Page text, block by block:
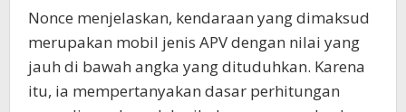
Nonce menjelaskan, kendaraan yang dimaksud
merupakan mobil jenis APV dengan nilai yang
jauh di bawah angka yang dituduhkan. Karena
itu, ia mempertanyakan dasar perhitungan